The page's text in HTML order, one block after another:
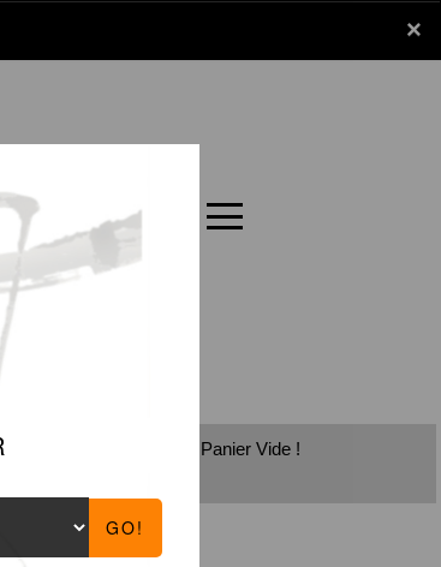
×
Carte
x
Panier Vide !